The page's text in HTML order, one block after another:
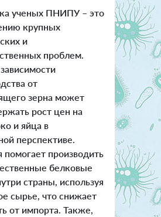
ученых ПНИПУ – это
крупных
и
проблем.
от
зерна может
рост цен на
и яйца в
перспективе.
помогает производить
белковые
страны, используя
сырье, что снижает
от импорта. Также,